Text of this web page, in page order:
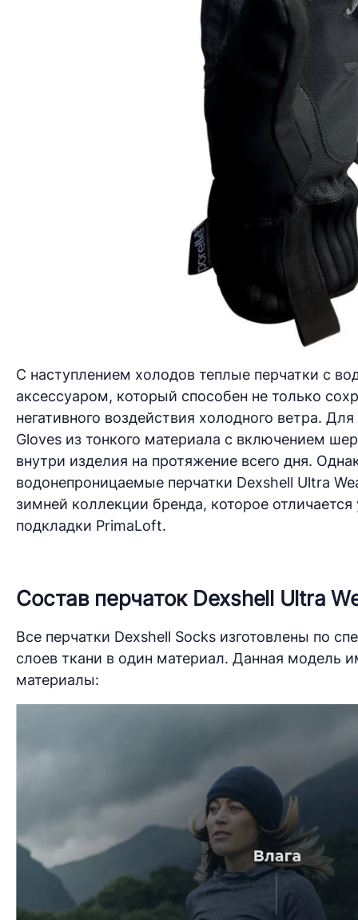
С наступлением холодов теплые перчатки с
аксессуаром, который способен не только
негативного воздействия холодного ветра.
Gloves из тонкого материала с включением
внутри изделия на протяжение всего дня.
водонепроницаемые перчатки Dexshell Ultra
зимней коллекции бренда, которое
подкладки PrimaLoft.
Состав перчаток Dexshell Ultra
Все перчатки Dexshell Socks изготовлены по
слоев ткани в один материал. Данная модель
материалы: